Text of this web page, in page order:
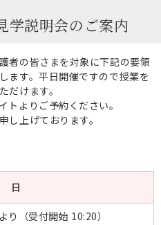
学説明会のご案内
者の皆さまを対象に下記の要領
ます。平日開催ですので授業を
だけます。
トよりご予約ください。
し上げております。
日
（受付開始 10:20）